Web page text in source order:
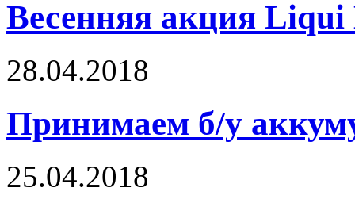
Весенняя акция Liqui
28.04.2018
Принимаем б/у
25.04.2018